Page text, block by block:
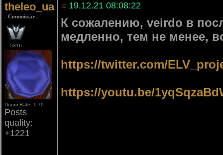
theleo_ua
- Commissar -
5316
Doom Rate: 1.79
Posts
quality:
+1221
19.12.21 08:08:22
К сожалению, veirdo в
медленно, тем не менее,
https://twitter.com/
https://youtu.be/